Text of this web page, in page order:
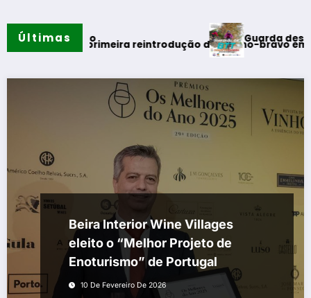
Últimas
primeira reintrodução de coelho-bravo em área rewilding
Guarda desafia amantes
Beira Interior Wine Villages
eleito o “Melhor Projeto de
Enoturismo” de Portugal
10 De Fevereiro De 2026